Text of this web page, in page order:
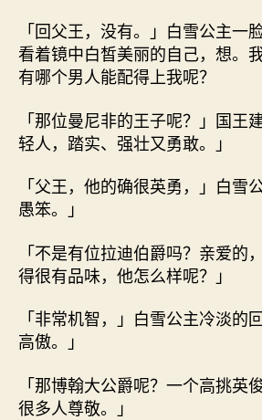
「回父王，没有。」白雪公主一
看着镜中白皙美丽的自己，想。
有哪个男人能配得上我呢？
「那位曼尼非的王子呢？」国王
轻人，踏实、强壮又勇敢。」
「父王，他的确很英勇，」白雪
愚笨。」
「不是有位拉迪伯爵吗？亲爱的
得很有品味，他怎么样呢？」
「非常机智，」白雪公主冷淡的
高傲。」
「那博翰大公爵呢？一个高挑英
很多人尊敬。」